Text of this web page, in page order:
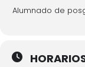
Alumnado de